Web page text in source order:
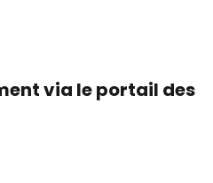
via le portail des